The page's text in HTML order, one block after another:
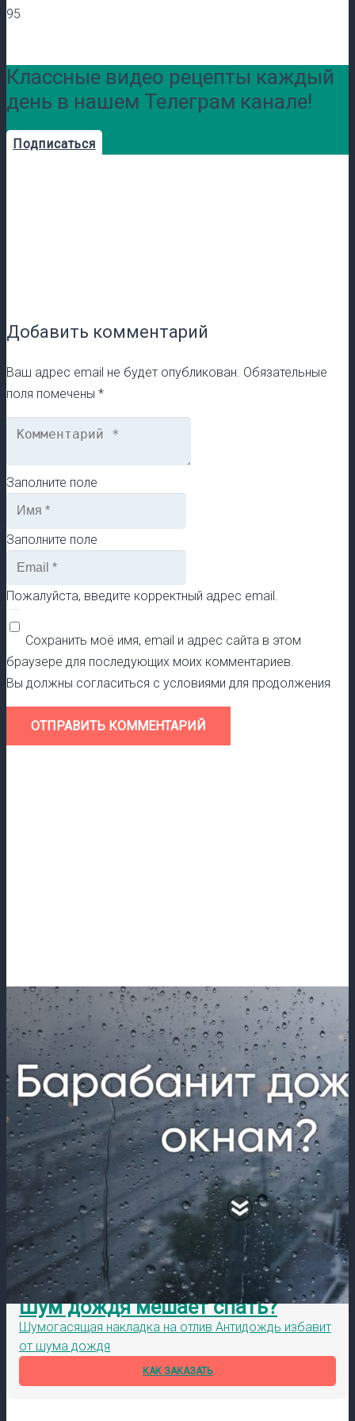
95
Классные видео рецепты каждый
день в нашем Телеграм канале!
Подписаться
Добавить комментарий
Ваш адрес email не будет опубликован. Обязательные
поля помечены *
Заполните поле
Заполните поле
Пожалуйста, введите корректный адрес email.
Сохранить моё имя, email и адрес сайта в этом
браузере для последующих моих комментариев.
Вы должны согласиться с условиями для продолжения
ОТПРАВИТЬ КОММЕНТАРИЙ
Шум дождя мешает спать?
Шумогасящая накладка на отлив Антидождь избавит
от шума дождя
КАК ЗАКАЗАТЬ